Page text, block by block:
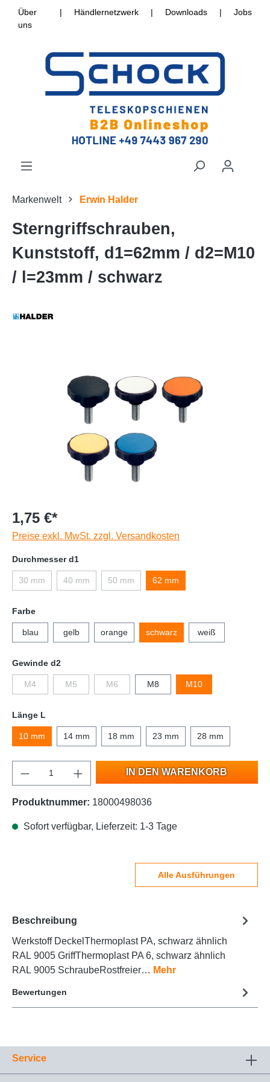
Über
uns
| Händlernetzwerk | Downloads | Jobs
Markenwelt Erwin Halder
Sterngriffschrauben,
Kunststoff, d1=62mm / d2=M10
/ l=23mm / schwarz
1,75 €*
Preise exkl. MwSt. zzgl. Versandkosten
Durchmesser d1
30 mm 40 mm 50 mm 62 mm
Farbe
blau gelb orange schwarz weiß
Gewinde d2
M4 M5 M6 M8 M10
Länge L
10 mm 14 mm 18 mm 23 mm 28 mm
IN DEN WARENKORB
Produktnummer: 18000498036
Sofort verfügbar, Lieferzeit: 1-3 Tage
Alle Ausführungen
Beschreibung
Werkstoff DeckelThermoplast PA, schwarz ähnlich
RAL 9005 GriffThermoplast PA 6, schwarz ähnlich
RAL 9005 SchraubeRostfreier… Mehr
Bewertungen
Service